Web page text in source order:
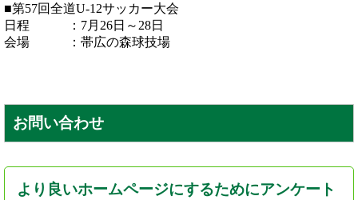
■第57回全道U-12サッカー大会
日程 ：7月26日～28日
会場 ：帯広の森球技場
お問い合わせ
より良いホームページにするためにアンケート